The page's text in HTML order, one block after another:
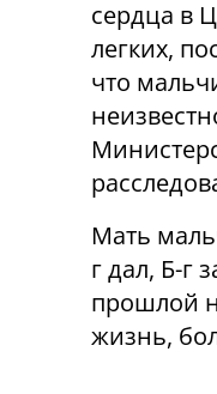
сердца в
легких,
что
Мать
г дал, Б-г
прошлой
жизнь,